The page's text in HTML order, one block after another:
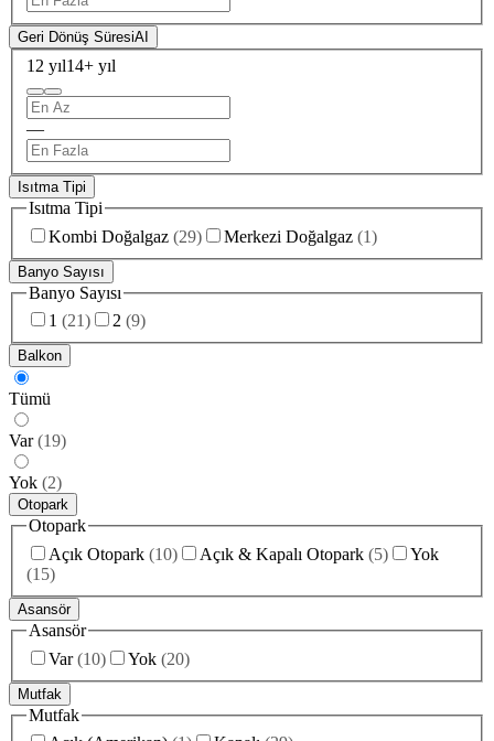
Geri Dönüş SüresiAI
12 yıl14+ yıl
—
Isıtma Tipi
Isıtma Tipi
Kombi Doğalgaz (29) Merkezi Doğalgaz (1)
Banyo Sayısı
Banyo Sayısı
1 (21) 2 (9)
Balkon
Tümü
Var (19)
Yok (2)
Otopark
Otopark
Açık Otopark (10) Açık & Kapalı Otopark (5)
Yok
(15)
Asansör
Asansör
Var (10) Yok (20)
Mutfak
Mutfak